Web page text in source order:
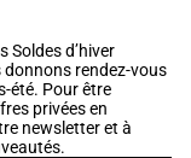
Soldes d’hiver
rendez-vous
été. Pour être
privées en
newsletter et à